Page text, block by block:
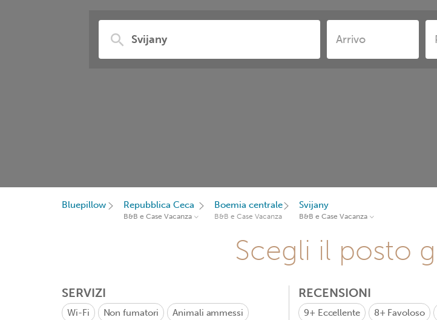
Bluepillow Repubblica Ceca
B&B e Case Vacanza
Boemia centrale
B&B e Case Vacanza
Svijany
B&B e Case Vacanza
Scegli il posto
SERVIZI
Wi-Fi Non fumatori Animali ammessi
RECENSIONI
9+ Eccellente 8+ Favoloso